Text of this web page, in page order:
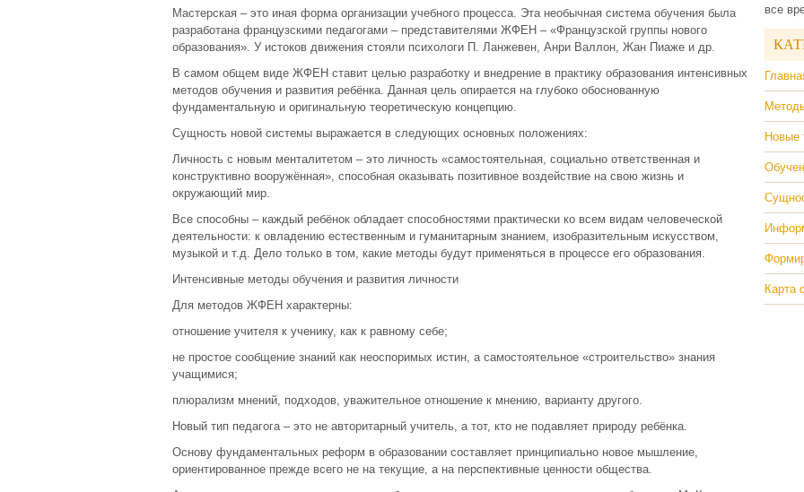
Мастерская – это иная форма организации учебного процесса. Эта необычная система обучения была
разработана французскими педагогами – представителями ЖФЕН – «Французской группы нового
образования». У истоков движения стояли психологи П. Ланжевен, Анри Валлон, Жан Пиаже и др.
В самом общем виде ЖФЕН ставит целью разработку и внедрение в практику образования интенсивных
методов обучения и развития ребёнка. Данная цель опирается на глубоко обоснованную
фундаментальную и оригинальную теоретическую концепцию.
Сущность новой системы выражается в следующих основных положениях:
Личность с новым менталитетом – это личность «самостоятельная, социально ответственная и
конструктивно вооружённая», способная оказывать позитивное воздействие на свою жизнь и
окружающий мир.
Все способны – каждый ребёнок обладает способностями практически ко всем видам человеческой
деятельности: к овладению естественным и гуманитарным знанием, изобразительным искусством,
музыкой и т.д. Дело только в том, какие методы будут применяться в процессе его образования.
Интенсивные методы обучения и развития личности
Для методов ЖФЕН характерны:
отношение учителя к ученику, как к равному себе;
не простое сообщение знаний как неоспоримых истин, а самостоятельное «строительство» знания
учащимися;
плюрализм мнений, подходов, уважительное отношение к мнению, варианту другого.
Новый тип педагога – это не авторитарный учитель, а тот, кто не подавляет природу ребёнка.
Основу фундаментальных реформ в образовании составляет принципиально новое мышление,
ориентированное прежде всего не на текущие, а на перспективные ценности общества.
все
Новые
Карта